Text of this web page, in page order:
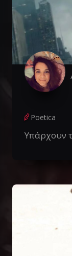
Poetica
Υπάρχουν